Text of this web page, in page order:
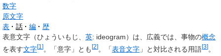
数字
原文字
表
話 編
歴
表意文字 （ひょういもじ、 英: ideogram）は、広義では、事物の概念
を表す文字[1 ]。「意字」とも[2]。「表音文字 」と対比される用語[3]。